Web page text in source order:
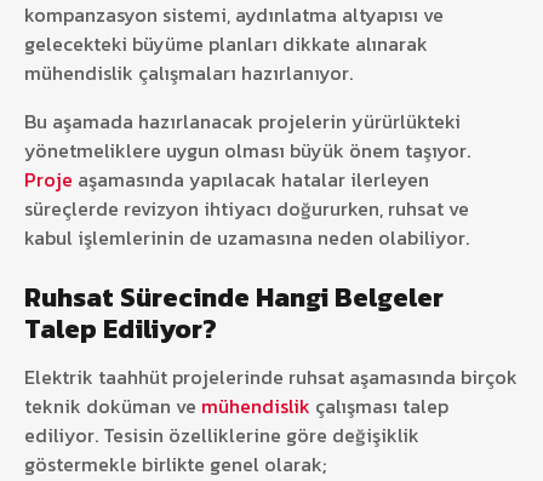
kompanzasyon sistemi, aydınlatma altyapısı ve
gelecekteki büyüme planları dikkate alınarak
mühendislik çalışmaları hazırlanıyor.
Bu aşamada hazırlanacak projelerin yürürlükteki
yönetmeliklere uygun olması büyük önem taşıyor.
Proje aşamasında yapılacak hatalar ilerleyen
süreçlerde revizyon ihtiyacı doğururken, ruhsat ve
kabul işlemlerinin de uzamasına neden olabiliyor.
Ruhsat Sürecinde Hangi Belgeler
Talep Ediliyor?
Elektrik taahhüt projelerinde ruhsat aşamasında birçok
teknik doküman ve mühendislik çalışması talep
ediliyor. Tesisin özelliklerine göre değişiklik
göstermekle birlikte genel olarak;